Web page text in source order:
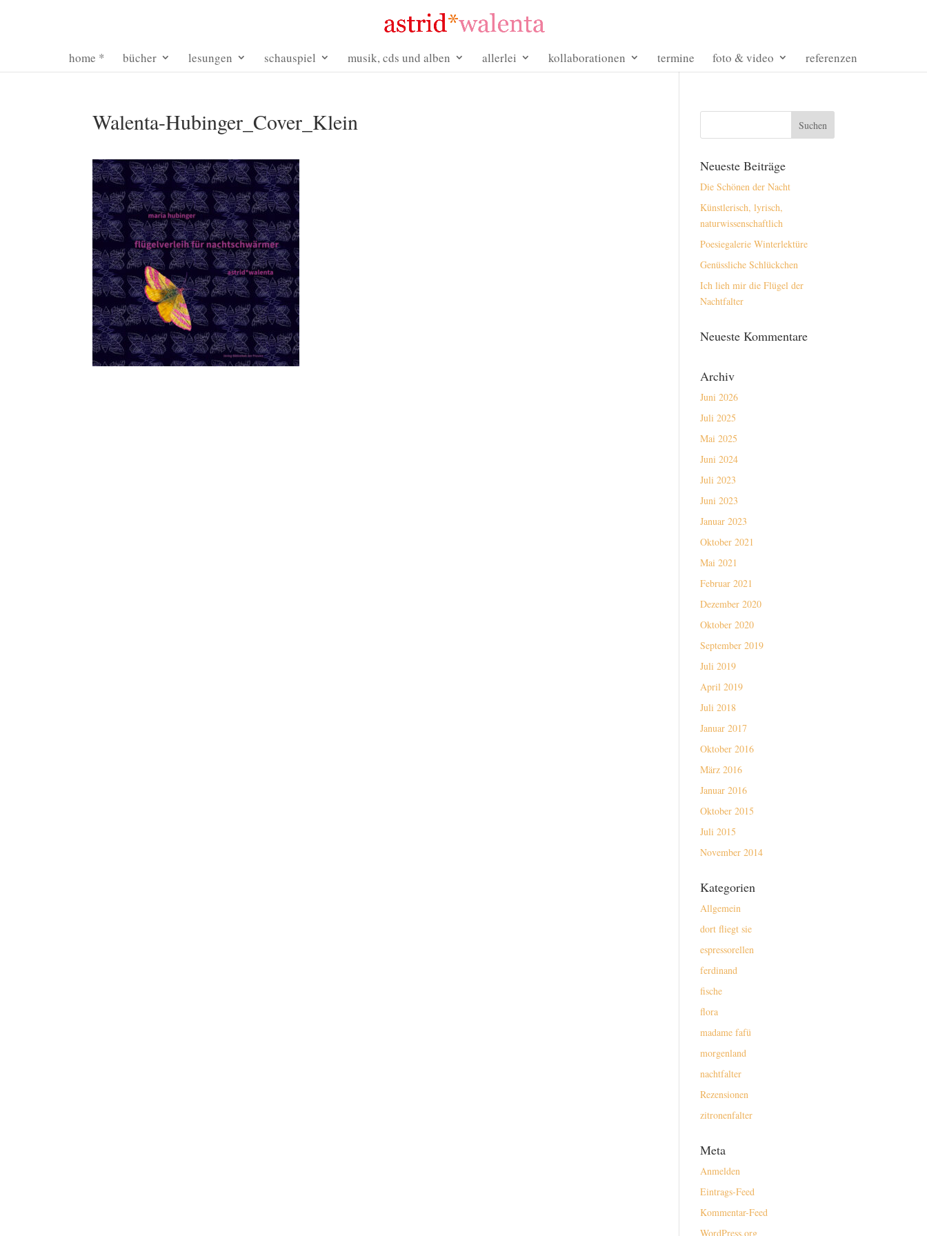
home * bücher lesungen schauspiel musik, cds und alben allerlei kollaborationen termine foto & video referenzen
Walenta-Hubinger_Cover_Klein
Neueste Beiträge
Die Schönen der Nacht
Künstlerisch, lyrisch,
naturwissenschaftlich
Poesiegalerie Winterlektüre
Genüssliche Schlückchen
Ich lieh mir die Flügel der
Nachtfalter
Neueste Kommentare
Archiv
Juni 2026
Juli 2025
Mai 2025
Juni 2024
Juli 2023
Juni 2023
Januar 2023
Oktober 2021
Mai 2021
Februar 2021
Dezember 2020
Oktober 2020
September 2019
Juli 2019
April 2019
Juli 2018
Januar 2017
Oktober 2016
März 2016
Januar 2016
Oktober 2015
Juli 2015
November 2014
Kategorien
Allgemein
dort fliegt sie
espressorellen
ferdinand
fische
flora
madame fafü
morgenland
nachtfalter
Rezensionen
zitronenfalter
Meta
Anmelden
Eintrags-Feed
Kommentar-Feed
WordPress.org